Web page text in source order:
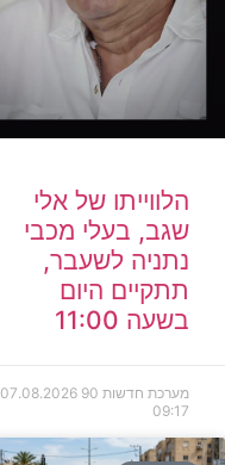
הלווייתו של אלי
שגב, בעלי מכבי
נתניה לשעבר,
תתקיים היום
בשעה 11:00
מערכת חדשות 90
07.08.2026
09:17